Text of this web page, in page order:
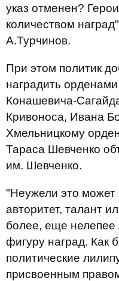
указ отменен?
количеством
А.Турчинов.
При этом политик
наградить
Конашевича-
Кривоноса, Ивана
Хмельницкому
Тараса Шевченко
им. Шевченко.
"Неужели это может
авторитет, талант
более, еще нелепее
фигуру наград. Как
политические
присвоенным